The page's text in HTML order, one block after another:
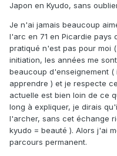
Japon en Kyudo, sans
Je n'ai jamais beaucoup
l'arc en 71 en Picardie pays
pratiqué n'est pas pour moi
initiation, les années me
beaucoup d'enseignement
apprendre ) et je respecte
actuelle est bien loin de ce
long à expliquer, je dirais
l'archer, sans cet échange
kyudo = beauté ). Alors j'ai
parcours permanent.